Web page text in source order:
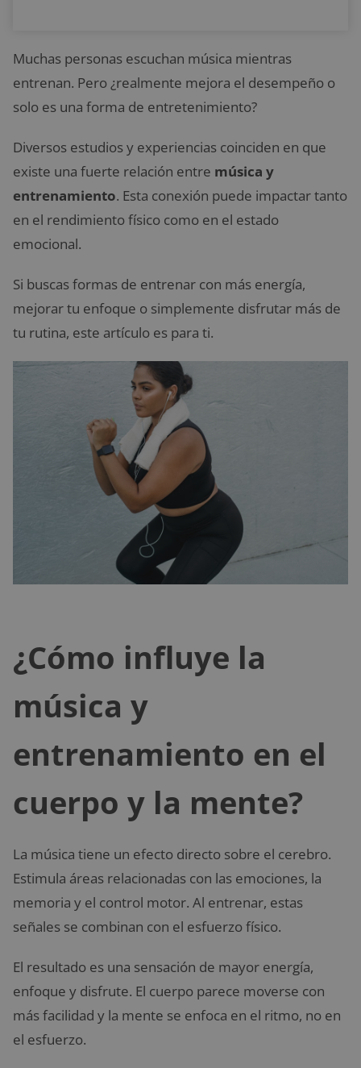
Muchas personas escuchan música mientras
entrenan. Pero ¿realmente mejora el desempeño o
solo es una forma de entretenimiento?
Diversos estudios y experiencias coinciden en que
existe una fuerte relación entre música y
entrenamiento. Esta conexión puede impactar tanto
en el rendimiento físico como en el estado
emocional.
Si buscas formas de entrenar con más energía,
mejorar tu enfoque o simplemente disfrutar más de
tu rutina, este artículo es para ti.
¿Cómo influye la
música y
entrenamiento en el
cuerpo y la mente?
La música tiene un efecto directo sobre el cerebro.
Estimula áreas relacionadas con las emociones, la
memoria y el control motor. Al entrenar, estas
señales se combinan con el esfuerzo físico.
El resultado es una sensación de mayor energía,
enfoque y disfrute. El cuerpo parece moverse con
más facilidad y la mente se enfoca en el ritmo, no en
el esfuerzo.